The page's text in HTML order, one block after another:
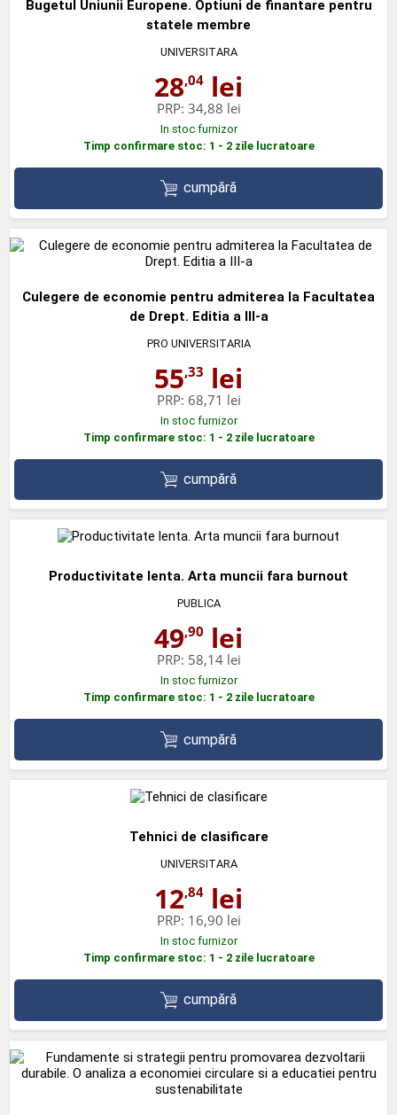
Bugetul Uniunii Europene. Optiuni de finantare pentru
statele membre
UNIVERSITARA
28,04 lei
PRP: 34,88 lei
In stoc furnizor
Timp confirmare stoc: 1 - 2 zile lucratoare
cumpără
Culegere de economie pentru admiterea la Facultatea
de Drept. Editia a III-a
PRO UNIVERSITARIA
55,33 lei
PRP: 68,71 lei
In stoc furnizor
Timp confirmare stoc: 1 - 2 zile lucratoare
cumpără
Productivitate lenta. Arta muncii fara burnout
PUBLICA
49,90 lei
PRP: 58,14 lei
In stoc furnizor
Timp confirmare stoc: 1 - 2 zile lucratoare
cumpără
Tehnici de clasificare
UNIVERSITARA
12,84 lei
PRP: 16,90 lei
In stoc furnizor
Timp confirmare stoc: 1 - 2 zile lucratoare
cumpără